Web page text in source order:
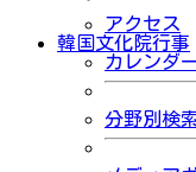
アクセス
韓国文化院行事
カレンダ
分野別検